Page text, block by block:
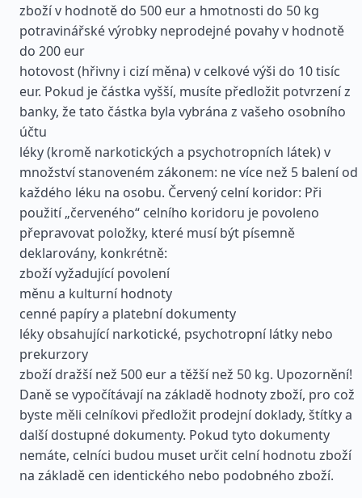
zboží v hodnotě do 500 eur a hmotnosti do 50 kg
potravinářské výrobky neprodejné povahy v hodnotě
do 200 eur
hotovost (hřivny i cizí měna) v celkové výši do 10 tisíc
eur. Pokud je částka vyšší, musíte předložit potvrzení z
banky, že tato částka byla vybrána z vašeho osobního
účtu
léky (kromě narkotických a psychotropních látek) v
množství stanoveném zákonem: ne více než 5 balení od
každého léku na osobu. Červený celní koridor: Při
použití „červeného“ celního koridoru je povoleno
přepravovat položky, které musí být písemně
deklarovány, konkrétně:
zboží vyžadující povolení
měnu a kulturní hodnoty
cenné papíry a platební dokumenty
léky obsahující narkotické, psychotropní látky nebo
prekurzory
zboží dražší než 500 eur a těžší než 50 kg. Upozornění!
Daně se vypočítávají na základě hodnoty zboží, pro což
byste měli celníkovi předložit prodejní doklady, štítky a
další dostupné dokumenty. Pokud tyto dokumenty
nemáte, celníci budou muset určit celní hodnotu zboží
na základě cen identického nebo podobného zboží.